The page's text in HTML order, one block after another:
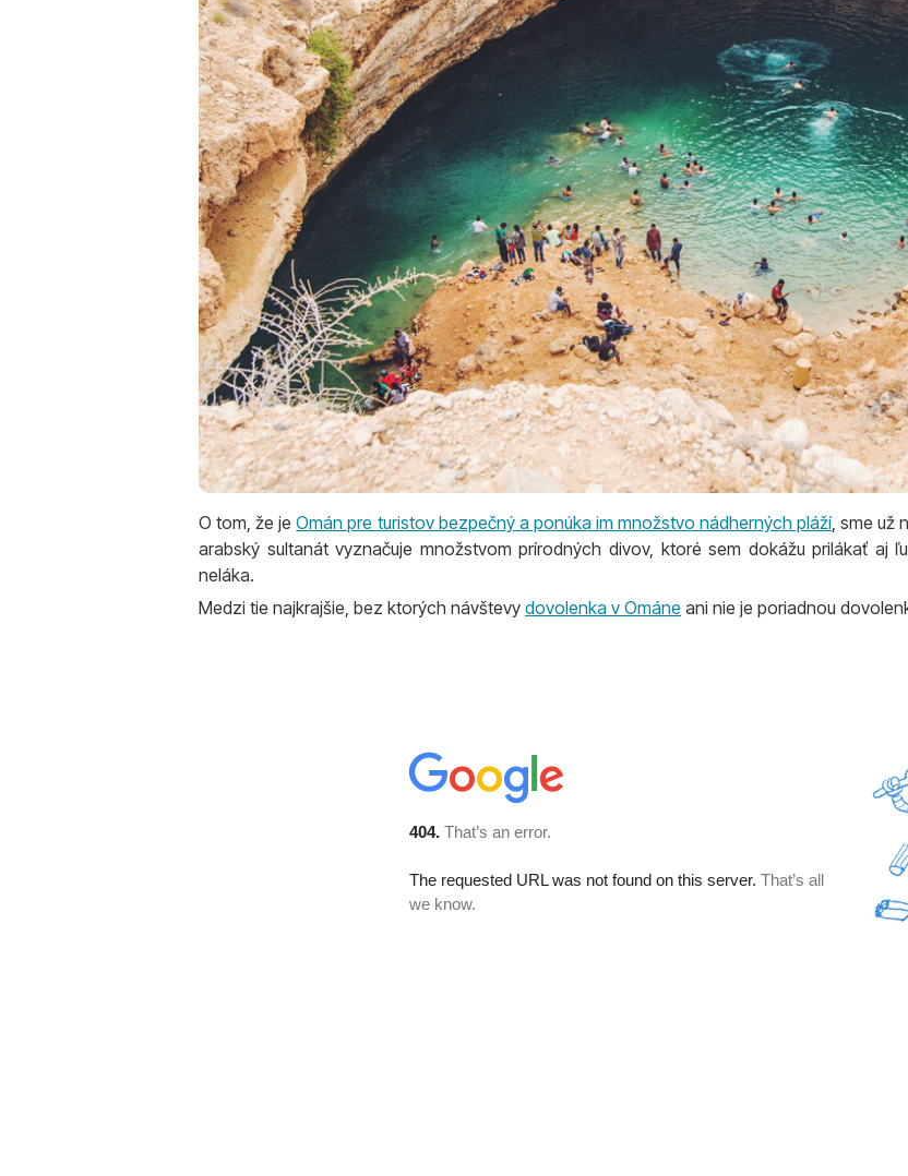
O tom, že jeOmán pre turistov bezpečný a ponúka im množstvo nádherných pláží , sme
arabský sultanát vyznačuje množstvom prírodných divov, ktoré sem dokážu prilákať aj
neláka.
Medzi tie najkrajšie, bez ktorých návštevy dovolenka v Ománe ani nie je poriadnou